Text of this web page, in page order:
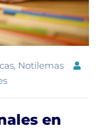
, Notilemas
en